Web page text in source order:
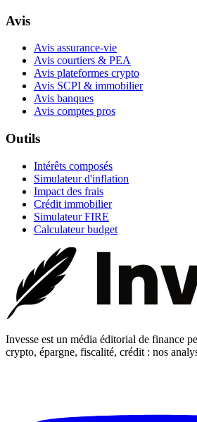
Avis
Avis assurance-vie
Avis courtiers & PEA
Avis plateformes crypto
Avis SCPI & immobilier
Avis banques
Avis comptes pros
Outils
Intérêts composés
Simulateur d'inflation
Impact des frais
Crédit immobilier
Simulateur FIRE
Calculateur budget
Invesse est un média éditorial de finance
crypto, épargne, fiscalité, crédit : nos